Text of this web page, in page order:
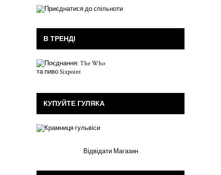
В ТРЕНДІ
КУПУЙТЕ ГУЛЯКА
Відвідати Магазин